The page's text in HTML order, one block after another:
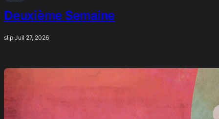
Deuxième Semaine
slip·Juil 27, 2026